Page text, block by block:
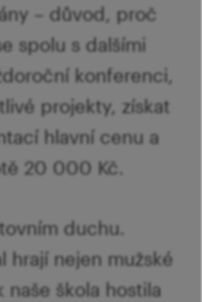
– důvod, proč
spolu s dalšími
konferenci,
projekty, získat
hlavní cenu a
20 000 Kč.
duchu.
hrají nejen mužské
naše škola hostila